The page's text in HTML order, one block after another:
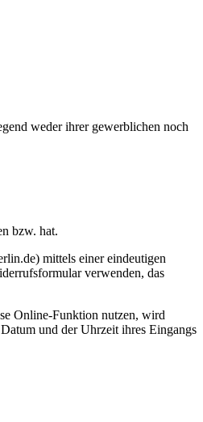
weder ihrer gewerblichen noch
bzw. hat.
mittels einer eindeutigen
verwenden, das
Online-Funktion nutzen, wird
und der Uhrzeit ihres Eingangs